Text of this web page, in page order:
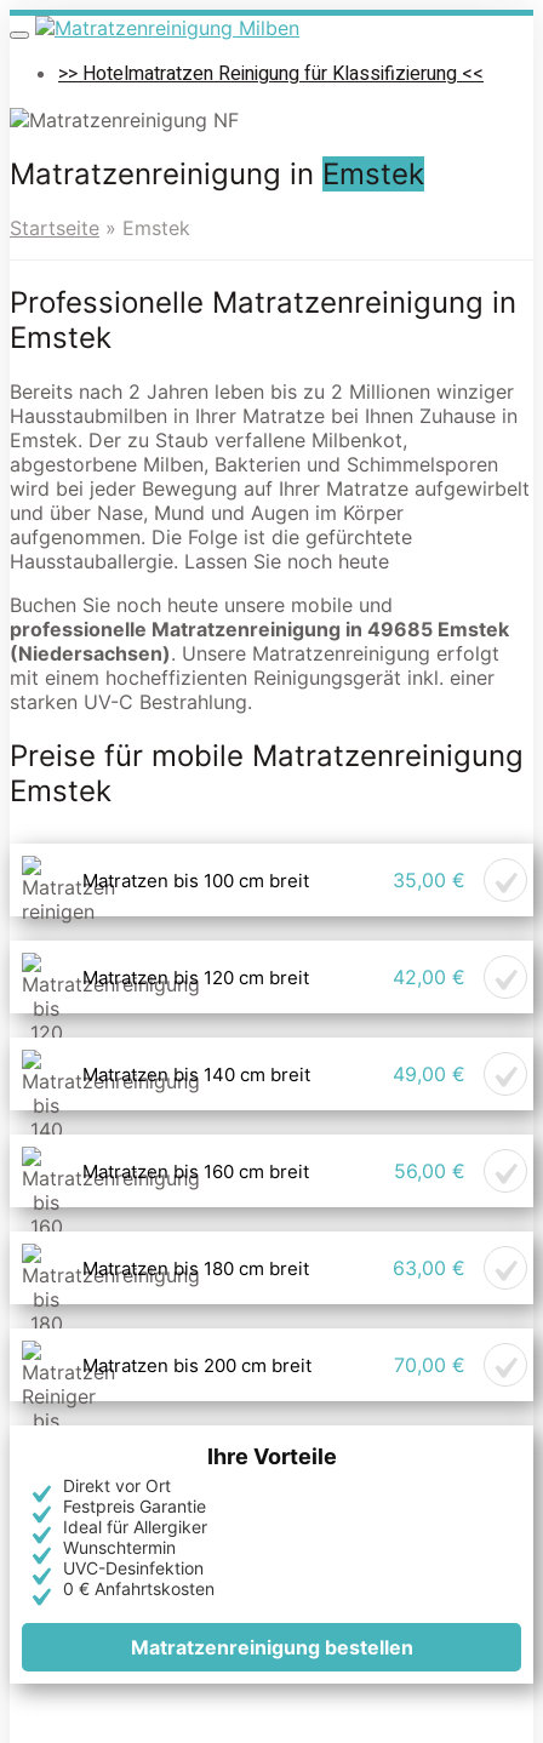
Skip
to
main
Toggle
navigation>> Hotelmatratzen Reinigung für Klassifizierung <<
Matratzenreinigung in Emstek
Startseite » Emstek
Professionelle Matratzenreinigung in
Emstek
Bereits nach 2 Jahren leben bis zu 2 Millionen winziger
Hausstaubmilben in Ihrer Matratze bei Ihnen Zuhause in
Emstek. Der zu Staub verfallene Milbenkot,
abgestorbene Milben, Bakterien und Schimmelsporen
wird bei jeder Bewegung auf Ihrer Matratze aufgewirbelt
und über Nase, Mund und Augen im Körper
aufgenommen. Die Folge ist die gefürchtete
Hausstauballergie. Lassen Sie noch heute
Buchen Sie noch heute unsere mobile und
professionelle Matratzenreinigung in 49685 Emstek
(Niedersachsen). Unsere Matratzenreinigung erfolgt
mit einem hocheffizienten Reinigungsgerät inkl. einer
starken UV-C Bestrahlung.
Preise für mobile Matratzenreinigung
Emstek
Matratzen bis 100 cm breit 35,00 €
Matratzen bis 120 cm breit 42,00 €
Matratzen bis 140 cm breit 49,00 €
Matratzen bis 160 cm breit 56,00 €
Matratzen bis 180 cm breit 63,00 €
Matratzen bis 200 cm breit 70,00 €
Ihre Vorteile
Direkt vor Ort
Festpreis Garantie
Ideal für Allergiker
Wunschtermin
UVC-Desinfektion
0 € Anfahrtskosten
Matratzenreinigung bestellen